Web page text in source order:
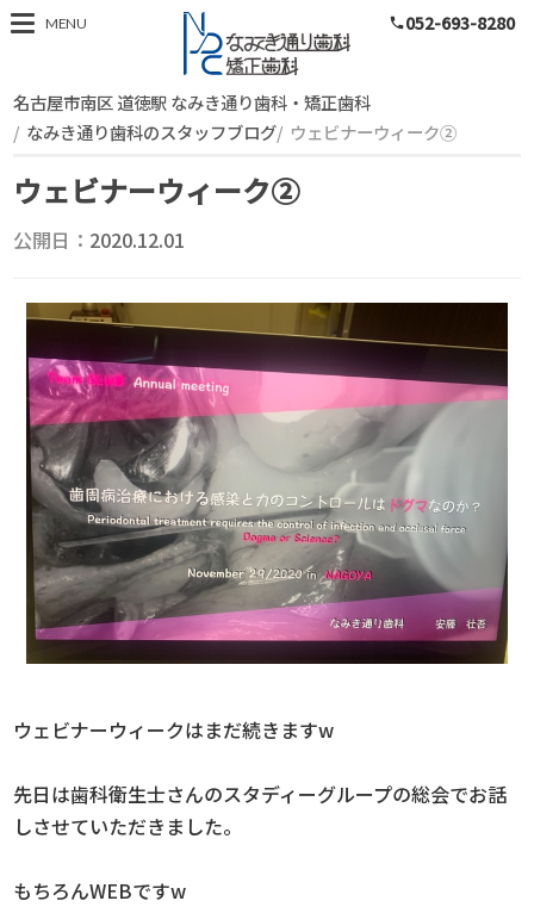
スタッフブログ
MENU phone052-693-8280
名古屋市南区 道徳駅 なみき通り歯科・矯正歯科
なみき通り歯科のスタッフブログ
ウェビナーウィーク②
ウェビナーウィーク②
公開日： 2020.12.01
ウェビナーウィークはまだ続きますw
先日は歯科衛生士さんのスタディーグループの総会でお話
しさせていただきました。
もちろんWEBですw